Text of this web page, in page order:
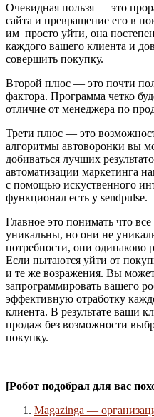
Очевидная пользя — это
сайта и превращение его в
им просто уйти, она
каждого вашего клиента и
совершить покупку.
Второй плюс — это почти
фактора. Программа четко
отличие от менеджера по
Трети плюс — это
алгоритмы автоворонки вы
добиваться лучших
автоматизации маркетинга
с помощью искуственного
функционал есть у sendpulse.
Главное это понимать что
уникальны, но они не
потребности, они одинаково
Если пытаются уйти от
и те же возражения. Вы
запрограммировать вашего
эффективную отработку
клиента. В результате ваши
продаж без возможности
покупку.
[Робот подобрал для вас
Magazinga —